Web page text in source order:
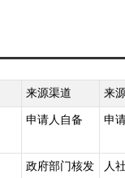
来源渠道 来
申请人自备 申
政府部门核发 人